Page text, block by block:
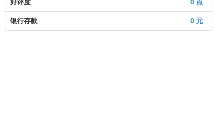
0 点
好评度
0 元
银行存款